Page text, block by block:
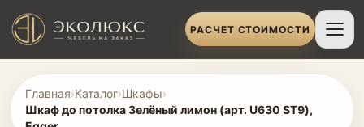
РАСЧЕТ СТОИМОСТИ
Главная›Каталог›Шкафы›
Шкаф до потолка Зелёный лимон (арт. U630 ST9),